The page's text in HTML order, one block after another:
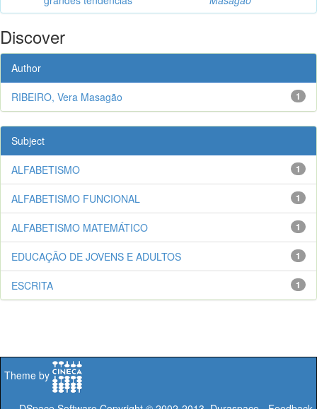
Discover
Author
1
RIBEIRO, Vera Masagão
Subject
1
ALFABETISMO
1
ALFABETISMO FUNCIONAL
1
ALFABETISMO MATEMÁTICO
1
EDUCAÇÃO DE JOVENS E ADULTOS
1
ESCRITA
Theme by